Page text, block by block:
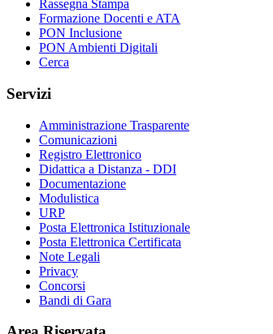
Rassegna Stampa
Formazione Docenti e ATA
PON Inclusione
PON Ambienti Digitali
Cerca
Servizi
Amministrazione Trasparente
Comunicazioni
Registro Elettronico
Didattica a Distanza - DDI
Documentazione
Modulistica
URP
Posta Elettronica Istituzionale
Posta Elettronica Certificata
Note Legali
Privacy
Concorsi
Bandi di Gara